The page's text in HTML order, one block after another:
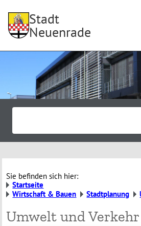
Stadt
Neuenrade
Sie befinden sich hier:
Startseite
Wirtschaft & Bauen
Stadtplanung
Umwelt und Verkehr